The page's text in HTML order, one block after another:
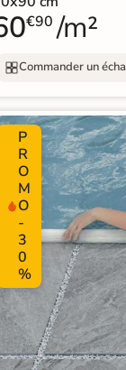
€90 /m²
Commander un
P
R
O
M
O
-
3
0
%